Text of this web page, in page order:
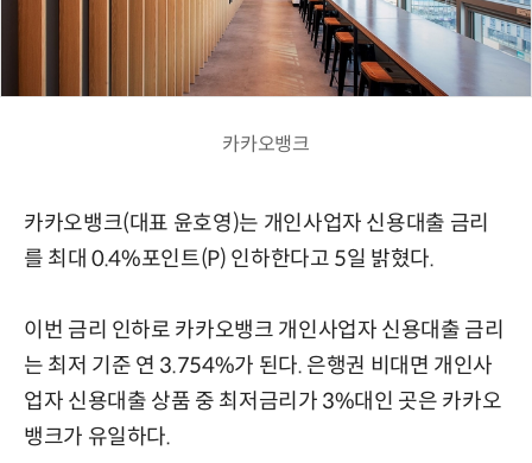
카카오뱅크
카카오뱅크(대표 윤호영)는 개인사업자 신용대출 금리
를 최대 0.4%포인트(P) 인하한다고 5일 밝혔다.
이번 금리 인하로 카카오뱅크 개인사업자 신용대출 금리
는 최저 기준 연 3.754%가 된다. 은행권 비대면 개인사
업자 신용대출 상품 중 최저금리가 3%대인 곳은 카카오
뱅크가 유일하다.